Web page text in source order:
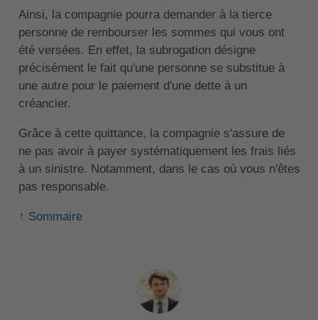
Ainsi, la compagnie pourra demander à la tierce
personne de rembourser les sommes qui vous ont
été versées. En effet, la subrogation désigne
précisément le fait qu'une personne se substitue à
une autre pour le paiement d'une dette à un
créancier.
Grâce à cette quittance, la compagnie s'assure de
ne pas avoir à payer systématiquement les frais liés
à un sinistre. Notamment, dans le cas où vous n'êtes
pas responsable.
↑ Sommaire